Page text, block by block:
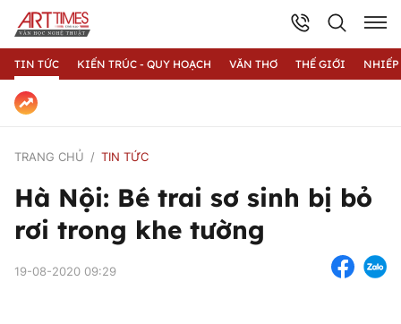
TIN TỨC KIẾN TRÚC - QUY HOẠCH VĂN THƠ THẾ GIỚI
TRANG CHỦ TIN TỨC
Hà Nội: Bé trai sơ sinh bị bỏ
rơi trong khe tường
19-08-2020 09:29